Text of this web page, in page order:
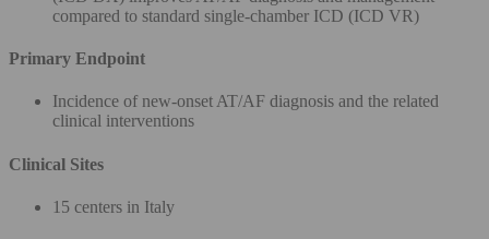
compared to standard single-chamber ICD (ICD VR)
Primary Endpoint
Incidence of new-onset AT/AF diagnosis and the related
clinical interventions
Clinical Sites
15 centers in Italy